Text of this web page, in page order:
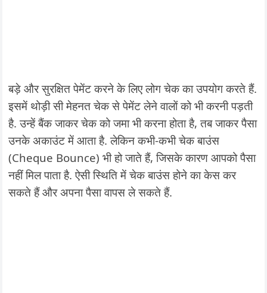
बड़े और सुरक्षित पेमेंट करने के लिए लोग चेक का उपयोग करते हैं.
इसमें थोड़ी सी मेहनत चेक से पेमेंट लेने वालों को भी करनी पड़ती
है. उन्हें बैंक जाकर चेक को जमा भी करना होता है, तब जाकर पैसा
उनके अकाउंट में आता है. लेकिन कभी-कभी चेक बाउंस
(Cheque Bounce) भी हो जाते हैं, जिसके कारण आपको पैसा
नहीं मिल पाता है. ऐसी स्थिति में चेक बाउंस होने का केस कर
सकते हैं और अपना पैसा वापस ले सकते हैं.